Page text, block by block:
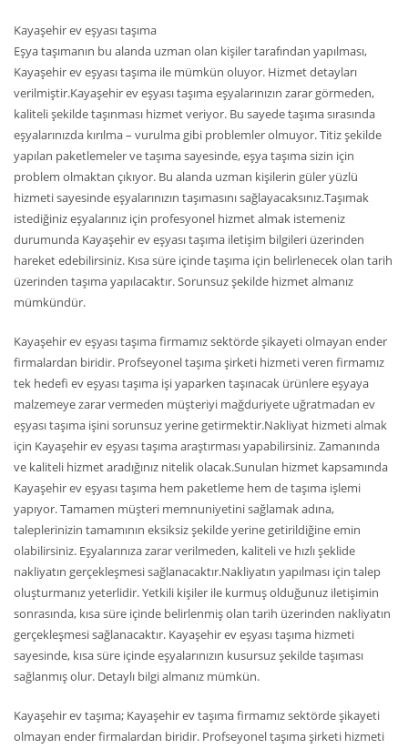
Kayaşehir ev eşyası taşıma
Eşya taşımanın bu alanda uzman olan kişiler tarafından yapılması,
Kayaşehir ev eşyası taşıma ile mümkün oluyor. Hizmet detayları
verilmiştir.Kayaşehir ev eşyası taşıma eşyalarınızın zarar görmeden,
kaliteli şekilde taşınması hizmet veriyor. Bu sayede taşıma sırasında
eşyalarınızda kırılma – vurulma gibi problemler olmuyor. Titiz şekilde
yapılan paketlemeler ve taşıma sayesinde, eşya taşıma sizin için
problem olmaktan çıkıyor. Bu alanda uzman kişilerin güler yüzlü
hizmeti sayesinde eşyalarınızın taşımasını sağlayacaksınız.Taşımak
istediğiniz eşyalarınız için profesyonel hizmet almak istemeniz
durumunda Kayaşehir ev eşyası taşıma iletişim bilgileri üzerinden
hareket edebilirsiniz. Kısa süre içinde taşıma için belirlenecek olan tarih
üzerinden taşıma yapılacaktır. Sorunsuz şekilde hizmet almanız
mümkündür.
Kayaşehir ev eşyası taşıma firmamız sektörde şikayeti olmayan ender
firmalardan biridir. Profseyonel taşıma şirketi hizmeti veren firmamız
tek hedefi ev eşyası taşıma işi yaparken taşınacak ürünlere eşyaya
malzemeye zarar vermeden müşteriyi mağduriyete uğratmadan ev
eşyası taşıma işini sorunsuz yerine getirmektir.Nakliyat hizmeti almak
için Kayaşehir ev eşyası taşıma araştırması yapabilirsiniz. Zamanında
ve kaliteli hizmet aradığınız nitelik olacak.Sunulan hizmet kapsamında
Kayaşehir ev eşyası taşıma hem paketleme hem de taşıma işlemi
yapıyor. Tamamen müşteri memnuniyetini sağlamak adına,
taleplerinizin tamamının eksiksiz şekilde yerine getirildiğine emin
olabilirsiniz. Eşyalarınıza zarar verilmeden, kaliteli ve hızlı şeklide
nakliyatın gerçekleşmesi sağlanacaktır.Nakliyatın yapılması için talep
oluşturmanız yeterlidir. Yetkili kişiler ile kurmuş olduğunuz iletişimin
sonrasında, kısa süre içinde belirlenmiş olan tarih üzerinden nakliyatın
gerçekleşmesi sağlanacaktır. Kayaşehir ev eşyası taşıma hizmeti
sayesinde, kısa süre içinde eşyalarınızın kusursuz şekilde taşıması
sağlanmış olur. Detaylı bilgi almanız mümkün.
Kayaşehir ev taşıma; Kayaşehir ev taşıma firmamız sektörde şikayeti
olmayan ender firmalardan biridir. Profseyonel taşıma şirketi hizmeti